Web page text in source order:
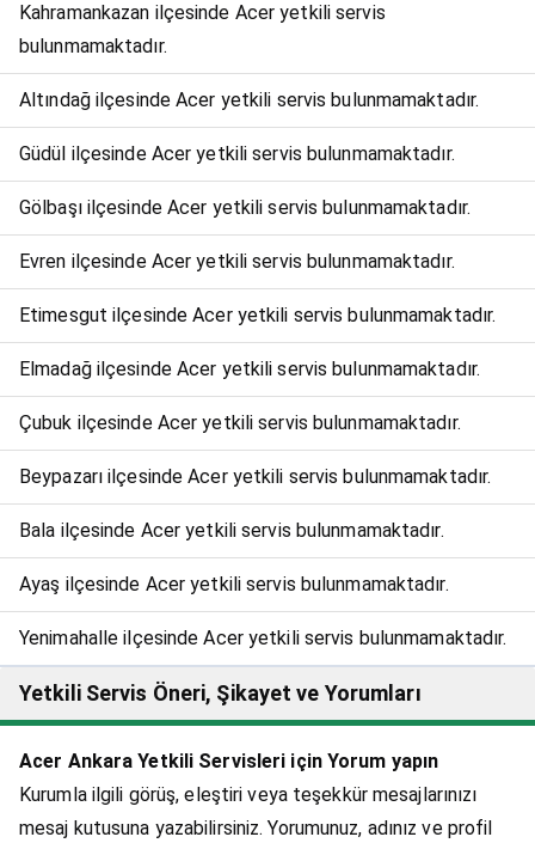
Kahramankazan ilçesinde Acer yetkili servis
bulunmamaktadır.
Altındağ ilçesinde Acer yetkili servis bulunmamaktadır.
Güdül ilçesinde Acer yetkili servis bulunmamaktadır.
Gölbaşı ilçesinde Acer yetkili servis bulunmamaktadır.
Evren ilçesinde Acer yetkili servis bulunmamaktadır.
Etimesgut ilçesinde Acer yetkili servis bulunmamaktadır.
Elmadağ ilçesinde Acer yetkili servis bulunmamaktadır.
Çubuk ilçesinde Acer yetkili servis bulunmamaktadır.
Beypazarı ilçesinde Acer yetkili servis bulunmamaktadır.
Bala ilçesinde Acer yetkili servis bulunmamaktadır.
Ayaş ilçesinde Acer yetkili servis bulunmamaktadır.
Yenimahalle ilçesinde Acer yetkili servis bulunmamaktadır.
Yetkili Servis Öneri, Şikayet ve Yorumları
Acer Ankara Yetkili Servisleri için Yorum yapın
Kurumla ilgili görüş, eleştiri veya teşekkür mesajlarınızı
mesaj kutusuna yazabilirsiniz. Yorumunuz, adınız ve profil